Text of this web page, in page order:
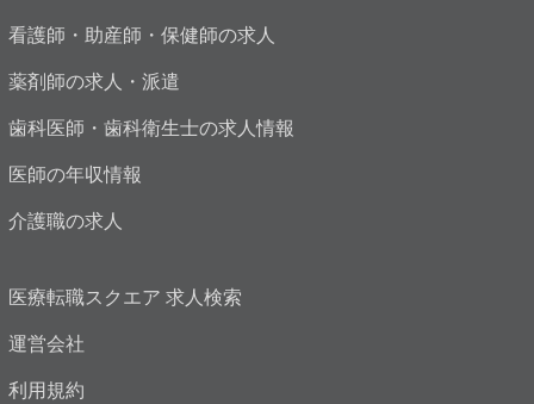
看護師・助産師・保健師の求人
薬剤師の求人・派遣
歯科医師・歯科衛生士の求人情報
医師の年収情報
介護職の求人
医療転職スクエア 求人検索
運営会社
利用規約